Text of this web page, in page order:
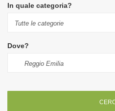
In quale categoria?
Dove?